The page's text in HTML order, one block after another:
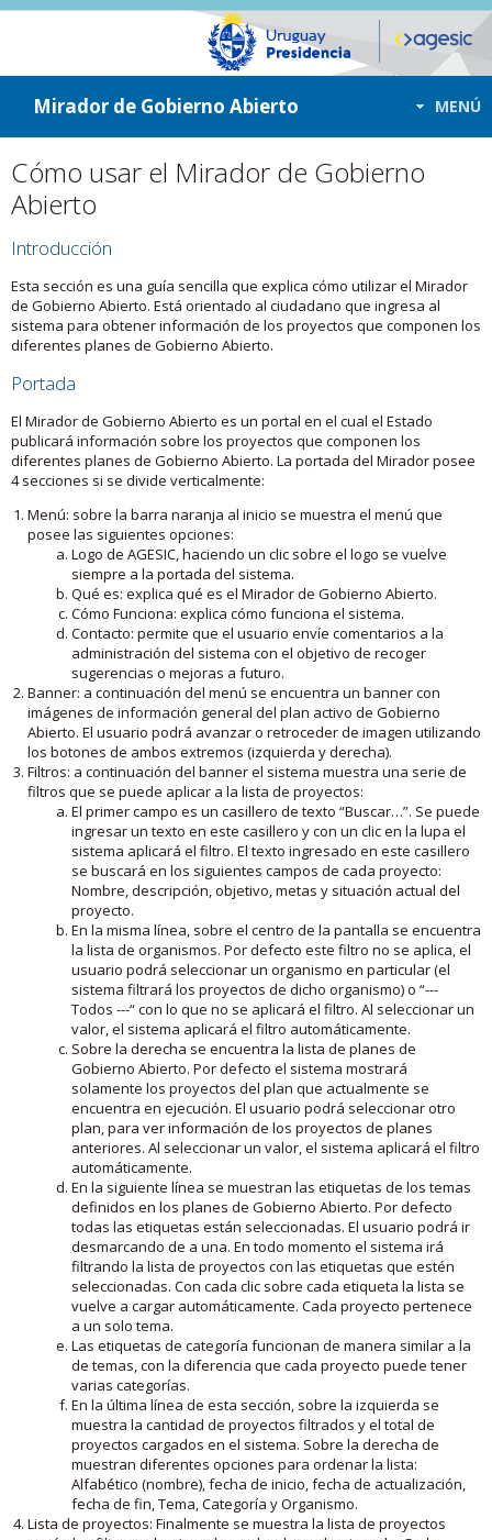
ir a contenido
ir al menú
Mirador de Gobierno Abierto MENÚ
Cómo usar el Mirador de Gobierno
Abierto
Introducción
Esta sección es una guía sencilla que explica cómo utilizar el Mirador
de Gobierno Abierto. Está orientado al ciudadano que ingresa al
sistema para obtener información de los proyectos que componen los
diferentes planes de Gobierno Abierto.
Portada
El Mirador de Gobierno Abierto es un portal en el cual el Estado
publicará información sobre los proyectos que componen los
diferentes planes de Gobierno Abierto. La portada del Mirador posee
4 secciones si se divide verticalmente:
Menú: sobre la barra naranja al inicio se muestra el menú que
posee las siguientes opciones:
Logo de AGESIC, haciendo un clic sobre el logo se vuelve
siempre a la portada del sistema.
Qué es: explica qué es el Mirador de Gobierno Abierto.
Cómo Funciona: explica cómo funciona el sistema.
Contacto: permite que el usuario envíe comentarios a la
administración del sistema con el objetivo de recoger
sugerencias o mejoras a futuro.
Banner: a continuación del menú se encuentra un banner con
imágenes de información general del plan activo de Gobierno
Abierto. El usuario podrá avanzar o retroceder de imagen utilizando
los botones de ambos extremos (izquierda y derecha).
Filtros: a continuación del banner el sistema muestra una serie de
filtros que se puede aplicar a la lista de proyectos:
El primer campo es un casillero de texto “Buscar…”. Se puede
ingresar un texto en este casillero y con un clic en la lupa el
sistema aplicará el filtro. El texto ingresado en este casillero
se buscará en los siguientes campos de cada proyecto:
Nombre, descripción, objetivo, metas y situación actual del
proyecto.
En la misma línea, sobre el centro de la pantalla se encuentra
la lista de organismos. Por defecto este filtro no se aplica, el
usuario podrá seleccionar un organismo en particular (el
sistema filtrará los proyectos de dicho organismo) o “---
Todos ---“ con lo que no se aplicará el filtro. Al seleccionar un
valor, el sistema aplicará el filtro automáticamente.
Sobre la derecha se encuentra la lista de planes de
Gobierno Abierto. Por defecto el sistema mostrará
solamente los proyectos del plan que actualmente se
encuentra en ejecución. El usuario podrá seleccionar otro
plan, para ver información de los proyectos de planes
anteriores. Al seleccionar un valor, el sistema aplicará el filtro
automáticamente.
En la siguiente línea se muestran las etiquetas de los temas
definidos en los planes de Gobierno Abierto. Por defecto
todas las etiquetas están seleccionadas. El usuario podrá ir
desmarcando de a una. En todo momento el sistema irá
filtrando la lista de proyectos con las etiquetas que estén
seleccionadas. Con cada clic sobre cada etiqueta la lista se
vuelve a cargar automáticamente. Cada proyecto pertenece
a un solo tema.
Las etiquetas de categoría funcionan de manera similar a la
de temas, con la diferencia que cada proyecto puede tener
varias categorías.
En la última línea de esta sección, sobre la izquierda se
muestra la cantidad de proyectos filtrados y el total de
proyectos cargados en el sistema. Sobre la derecha de
muestran diferentes opciones para ordenar la lista:
Alfabético (nombre), fecha de inicio, fecha de actualización,
fecha de fin, Tema, Categoría y Organismo.
Lista de proyectos: Finalmente se muestra la lista de proyectos